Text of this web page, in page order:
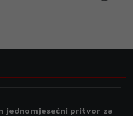
jednomjesečni pritvor za